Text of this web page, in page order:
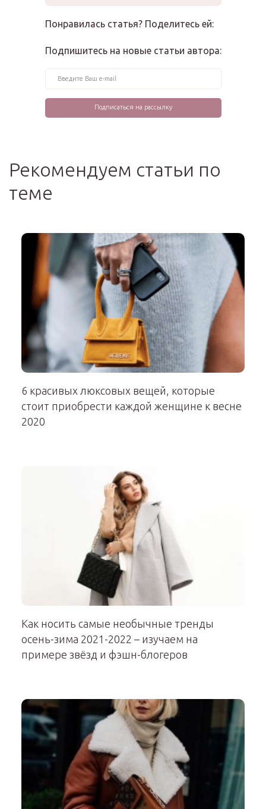
Понравилась статья? Поделитесь ей:
Подпишитесь на новые статьи автора:
Рекомендуем статьи по
теме
6 красивых люксовых вещей, которые
стоит приобрести каждой женщине к весне
2020
Как носить самые необычные тренды
осень-зима 2021-2022 – изучаем на
примере звёзд и фэшн-блогеров